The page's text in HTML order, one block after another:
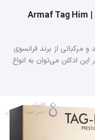
ادکلن آرماف تگ هیم پرستیژ طلایی | Armaf Tag Him
مرکباتی از برند فرانسوی
ادکلن می‌توان به انواع